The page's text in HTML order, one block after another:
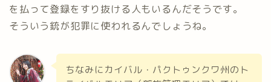
を払って登録をすり抜ける人もいるんだそうです。
そういう銃が犯罪に使われるんでしょうね。
ちなみにカイバル・パクトゥンクワ州のト